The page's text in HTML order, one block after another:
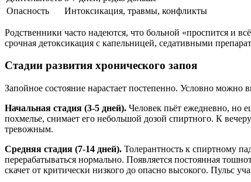
Опасность
Интоксикация, травмы, конфликты
Родственники часто надеются, что больной «проспится и
срочная детоксикация с капельницей, седативными
Стадии развития хронического запоя
Запойное состояние нарастает постепенно. Условно
Начальная стадия (3-5 дней). Человек пьёт ежедневно, но
похмелье, снимает его небольшой дозой спиртного. К
тревожным.
Средняя стадия (7-14 дней). Толерантность к спиртному
перерабатываться нормально. Появляется постоянная
скачет от критически низкого до опасно высокого. Пульс